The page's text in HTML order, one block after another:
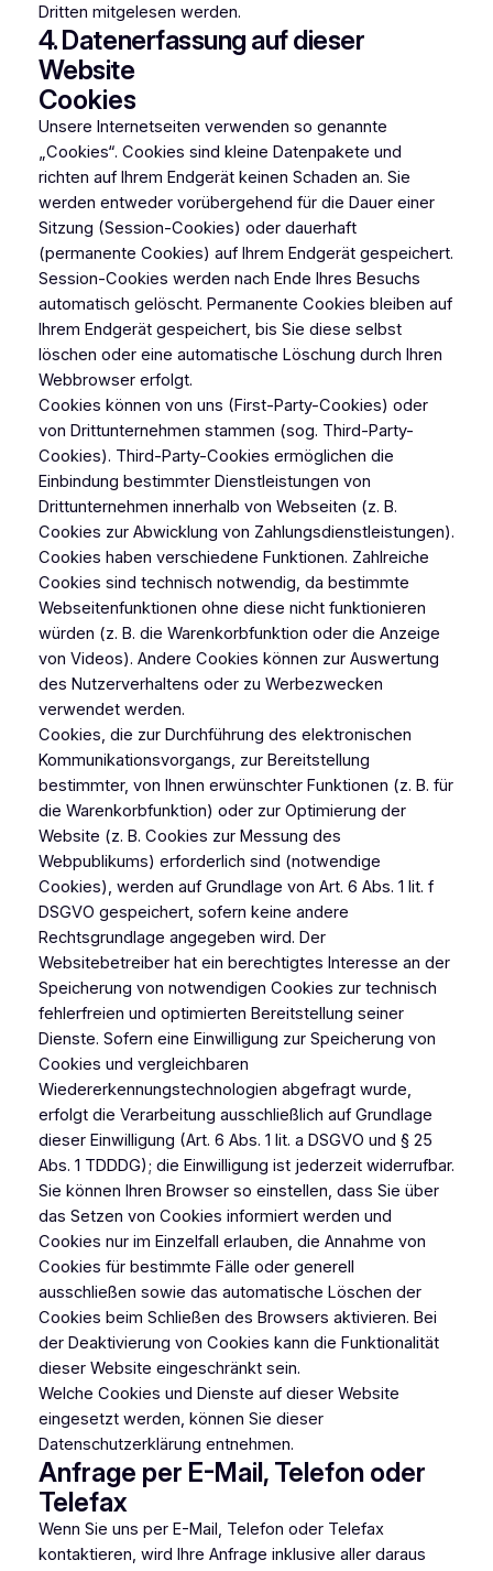
Dritten mitgelesen werden.
4. Datenerfassung auf dieser
Website
Cookies
Unsere Internetseiten verwenden so genannte
„Cookies“. Cookies sind kleine Datenpakete und
richten auf Ihrem Endgerät keinen Schaden an. Sie
werden entweder vorübergehend für die Dauer einer
Sitzung (Session-Cookies) oder dauerhaft
(permanente Cookies) auf Ihrem Endgerät gespeichert.
Session-Cookies werden nach Ende Ihres Besuchs
automatisch gelöscht. Permanente Cookies bleiben auf
Ihrem Endgerät gespeichert, bis Sie diese selbst
löschen oder eine automatische Löschung durch Ihren
Webbrowser erfolgt.
Cookies können von uns (First-Party-Cookies) oder
von Drittunternehmen stammen (sog. Third-Party-
Cookies). Third-Party-Cookies ermöglichen die
Einbindung bestimmter Dienstleistungen von
Drittunternehmen innerhalb von Webseiten (z. B.
Cookies zur Abwicklung von Zahlungsdienstleistungen).
Cookies haben verschiedene Funktionen. Zahlreiche
Cookies sind technisch notwendig, da bestimmte
Webseitenfunktionen ohne diese nicht funktionieren
würden (z. B. die Warenkorbfunktion oder die Anzeige
von Videos). Andere Cookies können zur Auswertung
des Nutzerverhaltens oder zu Werbezwecken
verwendet werden.
Cookies, die zur Durchführung des elektronischen
Kommunikationsvorgangs, zur Bereitstellung
bestimmter, von Ihnen erwünschter Funktionen (z. B. für
die Warenkorbfunktion) oder zur Optimierung der
Website (z. B. Cookies zur Messung des
Webpublikums) erforderlich sind (notwendige
Cookies), werden auf Grundlage von Art. 6 Abs. 1 lit. f
DSGVO gespeichert, sofern keine andere
Rechtsgrundlage angegeben wird. Der
Websitebetreiber hat ein berechtigtes Interesse an der
Speicherung von notwendigen Cookies zur technisch
fehlerfreien und optimierten Bereitstellung seiner
Dienste. Sofern eine Einwilligung zur Speicherung von
Cookies und vergleichbaren
Wiedererkennungstechnologien abgefragt wurde,
erfolgt die Verarbeitung ausschließlich auf Grundlage
dieser Einwilligung (Art. 6 Abs. 1 lit. a DSGVO und § 25
Abs. 1 TDDDG); die Einwilligung ist jederzeit widerrufbar.
Sie können Ihren Browser so einstellen, dass Sie über
das Setzen von Cookies informiert werden und
Cookies nur im Einzelfall erlauben, die Annahme von
Cookies für bestimmte Fälle oder generell
ausschließen sowie das automatische Löschen der
Cookies beim Schließen des Browsers aktivieren. Bei
der Deaktivierung von Cookies kann die Funktionalität
dieser Website eingeschränkt sein.
Welche Cookies und Dienste auf dieser Website
eingesetzt werden, können Sie dieser
Datenschutzerklärung entnehmen.
Anfrage per E-Mail, Telefon oder
Telefax
Wenn Sie uns per E-Mail, Telefon oder Telefax
kontaktieren, wird Ihre Anfrage inklusive aller daraus